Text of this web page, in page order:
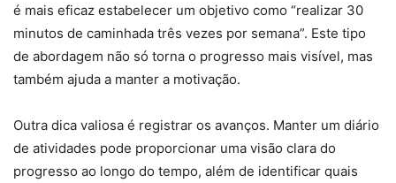
é mais eficaz estabelecer um objetivo como “realizar 30
minutos de caminhada três vezes por semana”. Este tipo
de abordagem não só torna o progresso mais visível, mas
também ajuda a manter a motivação.
Outra dica valiosa é registrar os avanços. Manter um diário
de atividades pode proporcionar uma visão clara do
progresso ao longo do tempo, além de identificar quais